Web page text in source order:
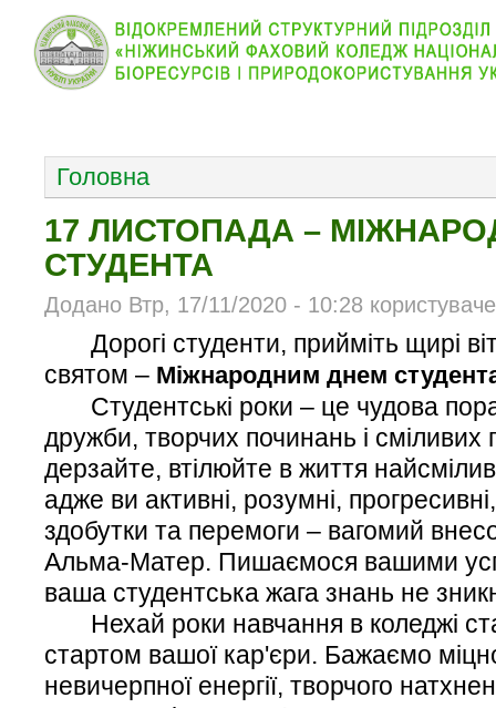
Головна
17 ЛИСТОПАДА –
СТУДЕНТА
Додано Втр, 17/11/2020 - 10:28
Дорогі студенти, прийміть щирі
святом – Міжнародним днем
Студентські роки – це чудова
дружби, творчих починань і сміливих
дерзайте, втілюйте в життя
адже ви активні, розумні,
здобутки та перемоги – вагомий
Альма-Матер. Пишаємося вашими
ваша студентська жага знань не
Нехай роки навчання в коледжі
стартом вашої кар'єри. Бажаємо
невичерпної енергії, творчого